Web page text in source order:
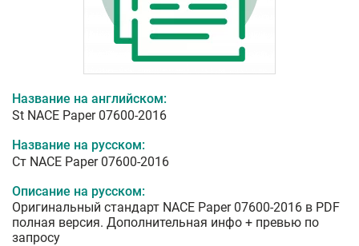
Название на английском:
St NACE Paper 07600-2016
Название на русском:
Ст NACE Paper 07600-2016
Описание на русском:
Оригинальный стандарт NACE Paper 07600-2016 в PDF
полная версия. Дополнительная инфо + превью по
запросу